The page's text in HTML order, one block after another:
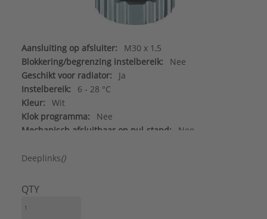
Aansluiting op afsluiter:
M30 x 1,5
Blokkering/begrenzing instelbereik:
Nee
Geschikt voor radiator:
Ja
Instelbereik:
6 - 28 °C
Kleur:
Wit
Klok programma:
Nee
Mechanisch afsluitbaar op nul-stand:
Nee
Met diefstalbeveiliging:
RAL-nummer:
Regelelement:
Vandaalbestendig:
Deeplinks()
QTY